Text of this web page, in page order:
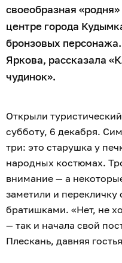
своеобразная
центре города
бронзовых
Яркова, рассказала
чудинок».
Открыли
субботу, 6 декабря.
три: это старушка у
народных костюмах.
внимание — а
заметили и
братишками. «Нет, не
— так и начала свой
Плескань, давняя